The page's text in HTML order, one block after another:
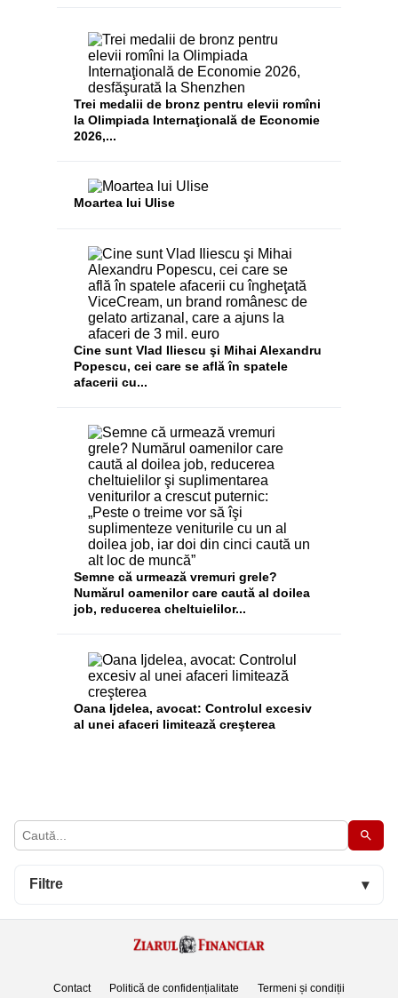
Filtre ▾
Trei medalii de bronz pentru elevii romîni
la Olimpiada Internaţională de Economie
2026,...
Moartea lui Ulise
Cine sunt Vlad Iliescu şi Mihai Alexandru
Popescu, cei care se află în spatele
afacerii cu...
Semne că urmează vremuri grele?
Numărul oamenilor care caută al doilea
job, reducerea cheltuielilor...
Oana Ijdelea, avocat: Controlul excesiv
al unei afaceri limitează creşterea
Contact Politică de confidențialitate Termeni și condiții